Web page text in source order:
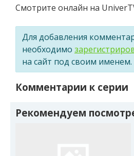
Смотрите онлайн на
Для добавления
необходимо
на сайт под своим именем.
Комментарии к серии
Рекомендуем